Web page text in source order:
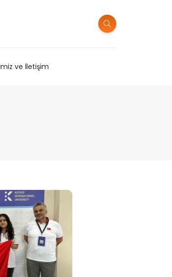
ve İletişim